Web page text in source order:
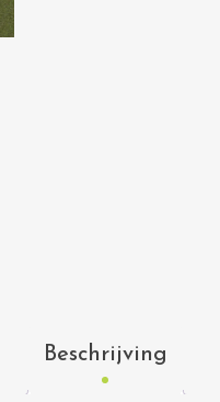
Beschrijving